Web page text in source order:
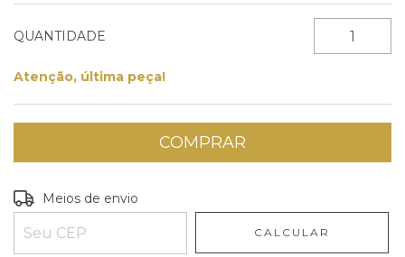
QUANTIDADE
Atenção, última peça!
Entregas para o CEP:
Meios de envio
CALCULAR